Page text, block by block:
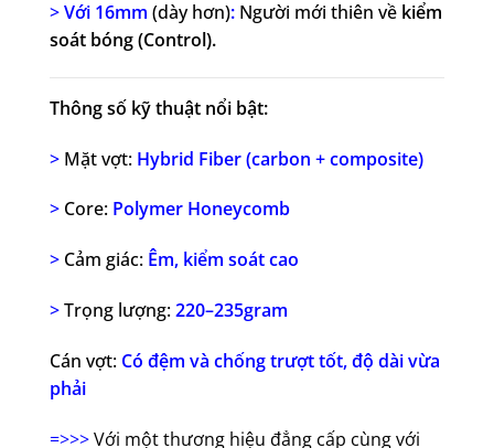
>Với 16mm (dày hơn): Người mới thiên về kiểm
soát bóng (Control).
Thông số kỹ thuật nổi bật:
> Mặt vợt: Hybrid Fiber (carbon + composite)
> Core: Polymer Honeycomb
> Cảm giác: Êm, kiểm soát cao
>Trọng lượng:220–235gram
Cán vợt: Có đệm và chống trượt tốt, độ dài vừa
phải
=>>>Với một thương hiệu đẳng cấp cùng với